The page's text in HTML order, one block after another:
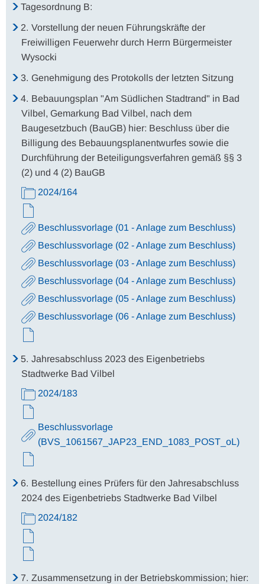
Tagesordnung B:
2. Vorstellung der neuen Führungskräfte der
Freiwilligen Feuerwehr durch Herrn Bürgermeister
Wysocki
3. Genehmigung des Protokolls der letzten Sitzung
4. Bebauungsplan "Am Südlichen Stadtrand" in Bad
Vilbel, Gemarkung Bad Vilbel, nach dem
Baugesetzbuch (BauGB) hier: Beschluss über die
Billigung des Bebauungsplanentwurfes sowie die
Durchführung der Beteiligungsverfahren gemäß §§ 3
(2) und 4 (2) BauGB
2024/164
Beschlussvorlage (01 - Anlage zum Beschluss)
Beschlussvorlage (02 - Anlage zum Beschluss)
Beschlussvorlage (03 - Anlage zum Beschluss)
Beschlussvorlage (04 - Anlage zum Beschluss)
Beschlussvorlage (05 - Anlage zum Beschluss)
Beschlussvorlage (06 - Anlage zum Beschluss)
5. Jahresabschluss 2023 des Eigenbetriebs
Stadtwerke Bad Vilbel
2024/183
Beschlussvorlage
(BVS_1061567_JAP23_END_1083_POST_oL)
6. Bestellung eines Prüfers für den Jahresabschluss
2024 des Eigenbetriebs Stadtwerke Bad Vilbel
2024/182
7. Zusammensetzung in der Betriebskommission; hier: